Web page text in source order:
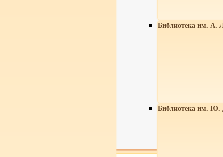
Библиотека им. А.
Библиотека им. Ю.